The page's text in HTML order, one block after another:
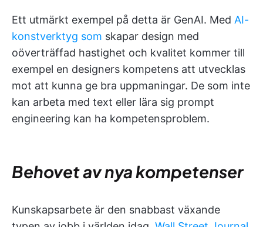
Ett utmärkt exempel på detta är GenAI. Med AI-
konstverktyg som skapar design med
oöverträffad hastighet och kvalitet kommer till
exempel en designers kompetens att utvecklas
mot att kunna ge bra uppmaningar. De som inte
kan arbeta med text eller lära sig prompt
engineering kan ha kompetensproblem.
Behovet av nya kompetenser
Kunskapsarbete är den snabbast växande